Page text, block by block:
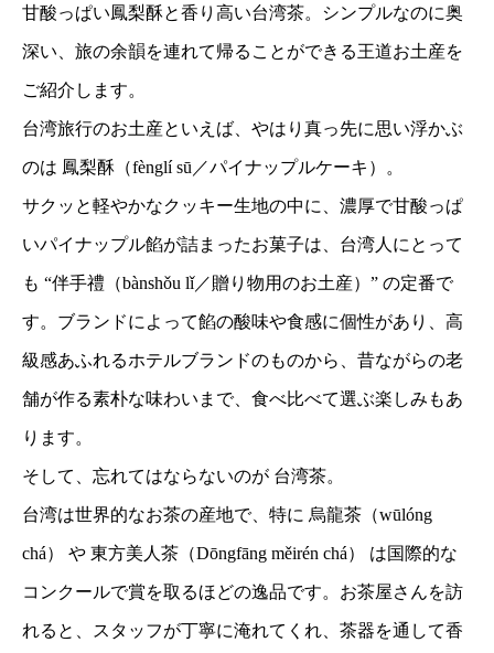
甘酸っぱい鳳梨酥と香り高い台湾茶。シンプルなのに奥
深い、旅の余韻を連れて帰ることができる王道お土産を
ご紹介します。
台湾旅行のお土産といえば、やはり真っ先に思い浮かぶ
のは 鳳梨酥（fènglí sū／パイナップルケーキ）。
サクッと軽やかなクッキー生地の中に、濃厚で甘酸っぱ
いパイナップル餡が詰まったお菓子は、台湾人にとって
も “伴手禮（bànshǒu lǐ／贈り物用のお土産）” の定番で
す。ブランドによって餡の酸味や食感に個性があり、高
級感あふれるホテルブランドのものから、昔ながらの老
舗が作る素朴な味わいまで、食べ比べて選ぶ楽しみもあ
ります。
そして、忘れてはならないのが 台湾茶。
台湾は世界的なお茶の産地で、特に 烏龍茶（wūlóng
chá） や 東方美人茶（Dōngfāng měirén chá） は国際的な
コンクールで賞を取るほどの逸品です。お茶屋さんを訪
れると、スタッフが丁寧に淹れてくれ、茶器を通して香